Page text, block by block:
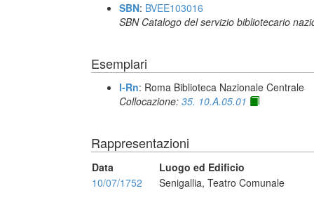
SBN: BVEE103016
SBN Catalogo del servizio bibliotecario
Esemplari
I-Rn: Roma Biblioteca Nazionale Centrale
Collocazione: 35. 10.A.05.01
Rappresentazioni
Data
Luogo ed Edificio
10/07/1752
Senigallia, Teatro Comunale